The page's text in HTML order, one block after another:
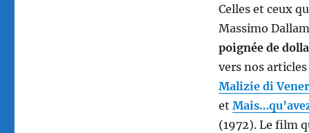
Celles et ceux
Massimo
poignée de
vers nos
Malizie di
et
(1972). Le film